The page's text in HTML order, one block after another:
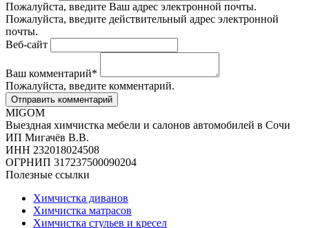
Пожалуйста, введите Ваш адрес электронной почты.
Пожалуйста, введите действительный адрес электронной
почты.
Веб-сайт
Ваш комментарий*
Пожалуйста, введите комментарий.
MIGOM
Выездная химчистка мебели и салонов автомобилей в Сочи
ИП Мигачёв В.В.
ИНН 232018024508
ОГРНИП 317237500090204
Полезные ссылки
Химчистка диванов
Химчистка матрасов
Химчистка стульев и кресел